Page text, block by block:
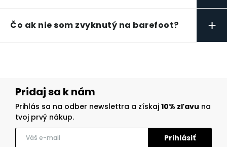
Čo ak nie som zvyknutý na barefoot? +
Pridaj sa k nám
Prihlás sa na odber newslettra a získaj 10% zľavu na
tvoj prvý nákup.